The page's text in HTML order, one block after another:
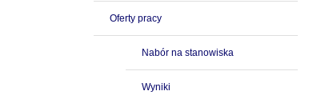
Oferty pracy
Nabór na stanowiska
Wyniki